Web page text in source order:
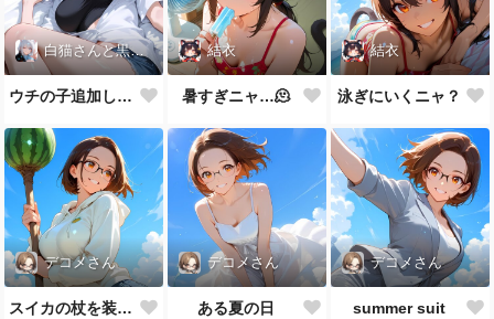
白猫さんと黒猫先生
ウチの子追加しました
結衣
暑すぎニャ…🫠
結衣
泳ぎにいくニャ？
デコメさん
スイカの杖を装備した
デコメさん
ある夏の日
デコメさん
summer suit